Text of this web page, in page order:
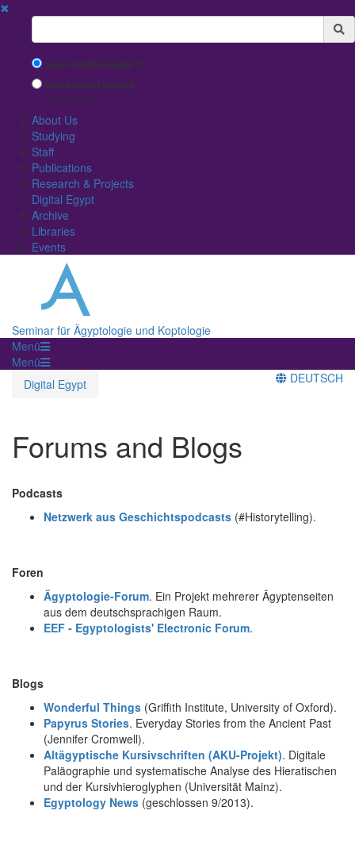
✖
Suchbegriff
Search with Google™
Use Internal Search
(limited result quality)
About Us
Studying
Staff
Publications
Research & Projects
Digital Egypt
Archive
Libraries
Events
Seminar für Ägyptologie und Koptologie
Menü
Menü
Digital Egypt
DEUTSCH
Forums and Blogs
Podcasts
Netzwerk aus Geschichtspodcasts (#Historytelling).
Foren
Ägyptologie-Forum. Ein Projekt mehrerer Ägyptenseiten
aus dem deutschsprachigen Raum.
EEF - Egyptologists' Electronic Forum.
Blogs
Wonderful Things (Griffith Institute, University of Oxford).
Papyrus Stories. Everyday Stories from the Ancient Past
(Jennifer Cromwell).
Altägyptische Kursivschriften (AKU-Projekt). Digitale
Paläographie und systematische Analyse des Hieratischen
und der Kursivhieroglyphen (Universität Mainz).
Egyptology News (geschlossen 9/2013).